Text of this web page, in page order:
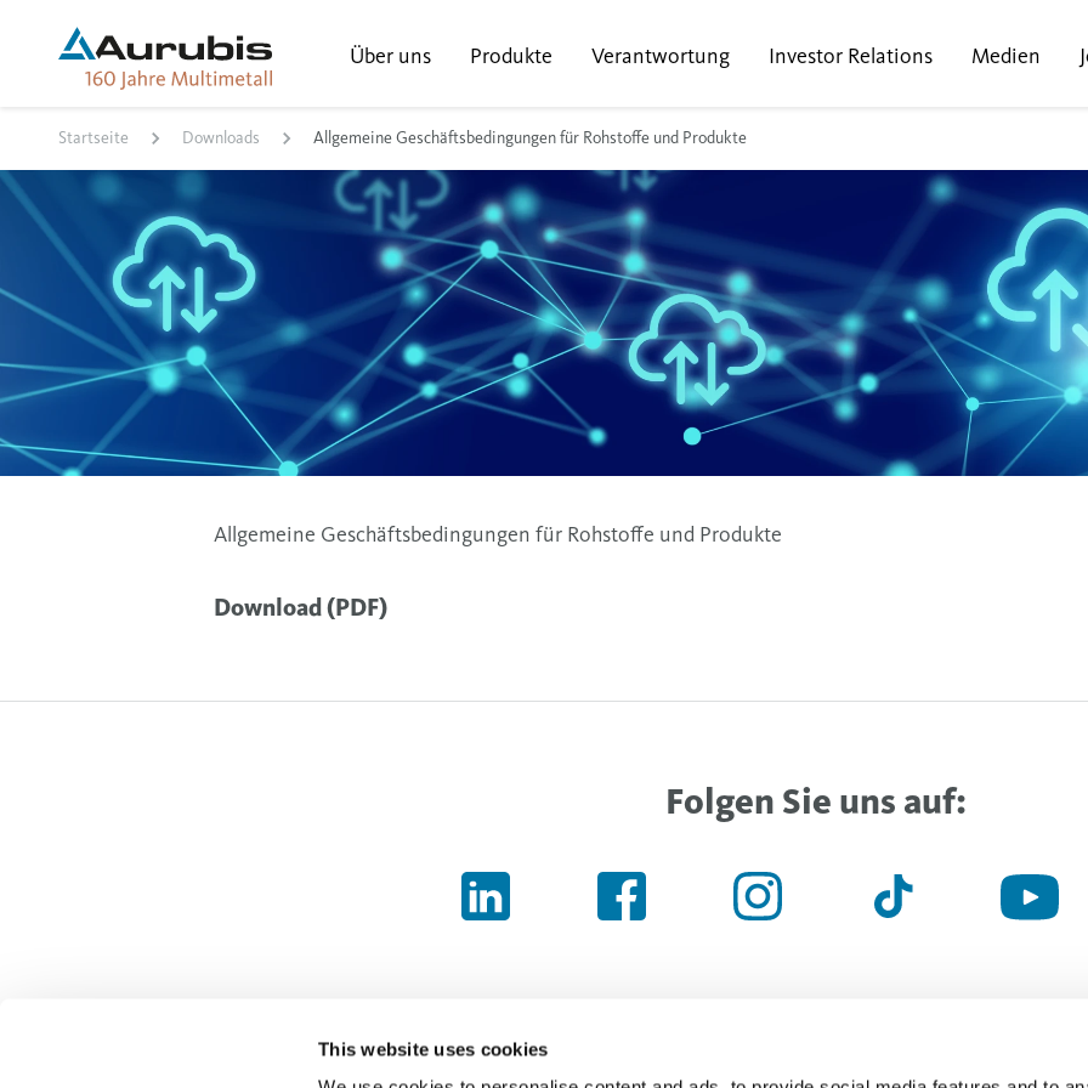
This website uses cookies
Über uns Produkte Verantwortung Investor Relations Medien
Startseite Downloads Allgemeine Geschäftsbedingungen für Rohstoffe und Produkte
Allgemeine Geschäftsbedingungen für Rohstoffe und Produkte
Download (PDF)
Folgen Sie uns auf: